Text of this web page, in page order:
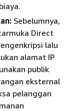
Sebelumnya,
Direct
lalu
alamat IP
publik
eksternal
pelanggan